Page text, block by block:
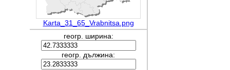
Karta_31_65_Vrabnitsa.png
геогр. ширина:
геогр. дължина: